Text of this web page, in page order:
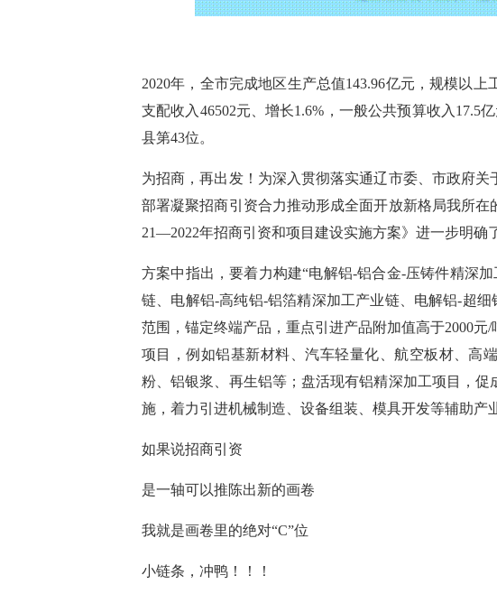
2020年，全市完成地区生产总值143.96亿元，规模以
支配收入46502元、增长1.6%，一般公共预算收入17.5
县第43位。
为招商，再出发！为深入贯彻落实通辽市委、市政府
部署凝聚招商引资合力推动形成全面开放新格局我所在
21—2022年招商引资和项目建设实施方案》进一步明确
方案中指出，要着力构建“电解铝-铝合金-压铸件精深
链、电解铝-高纯铝-铝箔精深加工产业链、电解铝-超
范围，锚定终端产品，重点引进产品附加值高于2000
项目，例如铝基新材料、汽车轻量化、航空板材、高
粉、铝银浆、再生铝等；盘活现有铝精深加工项目，
施，着力引进机械制造、设备组装、模具开发等辅助产
如果说招商引资
是一轴可以推陈出新的画卷
我就是画卷里的绝对“C”位
小链条，冲鸭！！！